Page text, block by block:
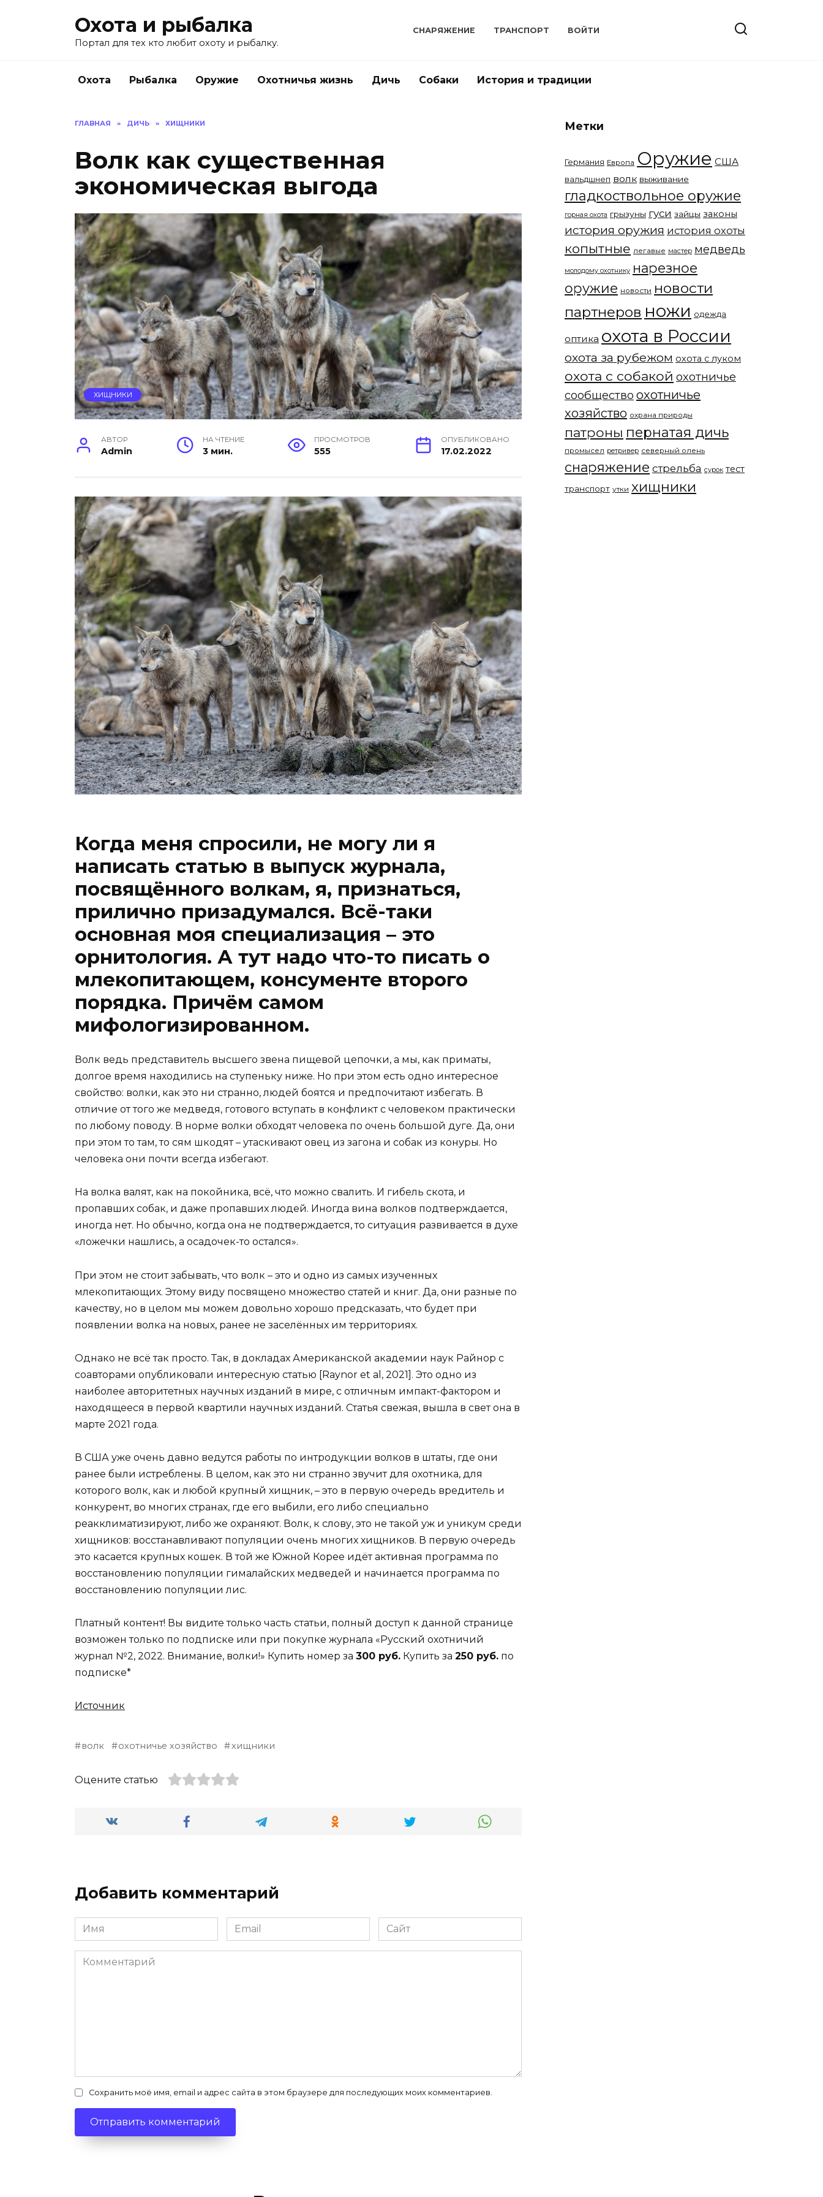
Охота и рыбалка
Портал для тех кто любит охоту и рыбалку.
СНАРЯЖЕНИЕ ТРАНСПОРТ ВОЙТИ
Охота Рыбалка Оружие Охотничья жизнь Дичь Собаки История и традиции
ГЛАВНАЯ » ДИЧЬ » ХИЩНИКИ
Волк как существенная
экономическая выгода
ХИЩНИКИ
АВТОР
Admin
НА ЧТЕНИЕ
3 мин.
ПРОСМОТРОВ
555
ОПУБЛИКОВАНО
17.02.2022
Когда меня спросили, не могу ли я
написать статью в выпуск журнала,
посвящённого волкам, я, признаться,
прилично призадумался. Всё-таки
основная моя специализация – это
орнитология. А тут надо что-то писать о
млекопитающем, консументе второго
порядка. Причём самом
мифологизированном.
Волк ведь представитель высшего звена пищевой цепочки, а мы, как приматы,
долгое время находились на ступеньку ниже. Но при этом есть одно интересное
свойство: волки, как это ни странно, людей боятся и предпочитают избегать. В
отличие от того же медведя, готового вступать в конфликт с человеком практически
по любому поводу. В норме волки обходят человека по очень большой дуге. Да, они
при этом то там, то сям шкодят – утаскивают овец из загона и собак из конуры. Но
человека они почти всегда избегают.
На волка валят, как на покойника, всё, что можно свалить. И гибель скота, и
пропавших собак, и даже пропавших людей. Иногда вина волков подтверждается,
иногда нет. Но обычно, когда она не подтверждается, то ситуация развивается в духе
«ложечки нашлись, а осадочек-то остался».
При этом не стоит забывать, что волк – это и одно из самых изученных
млекопитающих. Этому виду посвящено множество статей и книг. Да, они разные по
качеству, но в целом мы можем довольно хорошо предсказать, что будет при
появлении волка на новых, ранее не заселённых им территориях.
Однако не всё так просто. Так, в докладах Американской академии наук Райнор с
соавторами опубликовали интересную статью [Raynor et al, 2021]. Это одно из
наиболее авторитетных научных изданий в мире, с отличным импакт-фактором и
находящееся в первой квартили научных изданий. Статья свежая, вышла в свет она в
марте 2021 года.
В США уже очень давно ведутся работы по интродукции волков в штаты, где они
ранее были истреблены. В целом, как это ни странно звучит для охотника, для
которого волк, как и любой крупный хищник, – это в первую очередь вредитель и
конкурент, во многих странах, где его выбили, его либо специально
реакклиматизируют, либо же охраняют. Волк, к слову, это не такой уж и уникум среди
хищников: восстанавливают популяции очень многих хищников. В первую очередь
это касается крупных кошек. В той же Южной Корее идёт активная программа по
восстановлению популяции гималайских медведей и начинается программа по
восстановлению популяции лис.
Платный контент! Вы видите только часть статьи, полный доступ к данной странице
возможен только по подписке или при покупке журнала «Русский охотничий
журнал №2, 2022. Внимание, волки!» Купить номер за 300 руб. Купить за 250 руб. по
подписке*
Источник
волк охотничье хозяйство хищники
Оцените статью
Добавить комментарий
Имя
*
Email
*
Сайт
Комментарий
Сохранить моё имя, email и адрес сайта в этом браузере для последующих моих комментариев.
Метки
Германия Европа Оружие США
вальдшнеп волк выживание
гладкоствольное оружие
горная охота грызуны гуси зайцы законы
история оружия история охоты
копытные легавые мастер медведь
молодому охотнику нарезное
оружие новости новости
партнеров ножи одежда
оптика охота в России
охота за рубежом охота с луком
охота с собакой охотничье
сообщество охотничье
хозяйство охрана природы
патроны пернатая дичь
промысел ретривер северный олень
снаряжение стрельба сурок тест
транспорт утки хищники